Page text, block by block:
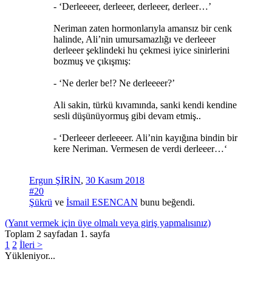
- ‘Derleeeer, derleeer, derleeer, derleer…’
Neriman zaten hormonlarıyla amansız bir cenk
halinde, Ali’nin umursamazlığı ve derleeer
derleeer şeklindeki hu çekmesi iyice sinirlerini
bozmuş ve çıkışmış:
- ‘Ne derler be!? Ne derleeeer?’
Ali sakin, türkü kıvamında, sanki kendi kendine
sesli düşünüyormuş gibi devam etmiş..
- ‘Derleeer derleeeer. Ali’nin kayığına bindin bir
kere Neriman. Vermesen de verdi derleeer…‘
Ergun ŞİRİN, 30 Kasım 2018
#20
Şükrü ve İsmail ESENCAN bunu beğendi.
(Yanıt vermek için üye olmalı veya giriş yapmalısınız)
Toplam 2 sayfadan 1. sayfa
1 2 İleri >
Yükleniyor...